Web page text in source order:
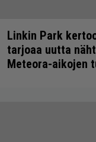
Linkin Park
tarjoaa uutta
Meteora-aikojen